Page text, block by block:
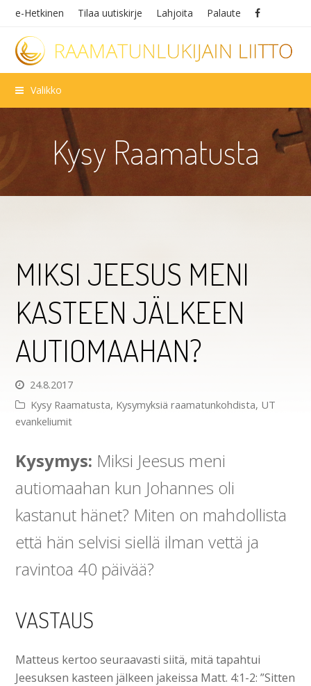
e-Hetkinen Tilaa uutiskirje Lahjoita Palaute
Valikko
Kysy Raamatusta
MIKSI JEESUS MENI
KASTEEN JÄLKEEN
AUTIOMAAHAN?
24.8.2017
Kysy Raamatusta, Kysymyksiä raamatunkohdista, UT
evankeliumit
Kysymys: Miksi Jeesus meni
autiomaahan kun Johannes oli
kastanut hänet? Miten on mahdollista
että hän selvisi siellä ilman vettä ja
ravintoa 40 päivää?
VASTAUS
Matteus kertoo seuraavasti siitä, mitä tapahtui
Jeesuksen kasteen jälkeen jakeissa Matt. 4:1-2: ”Sitten